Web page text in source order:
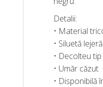
Detalii:
• Material
• Siluetă lejeră
• Decolteu
• Umăr căzut
• Disponibilă